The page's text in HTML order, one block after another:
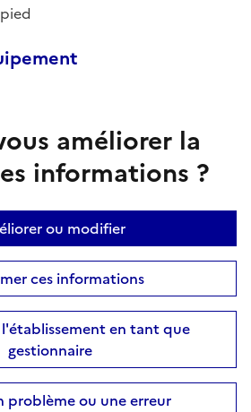
améliorer la
informations ?
ou modifier
ces informations
en tant que
gestionnaire
problème ou une erreur